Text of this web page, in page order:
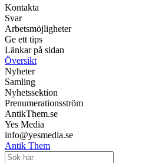
Kontakta
Svar
Arbetsmöjligheter
Ge ett tips
Länkar på sidan
Översikt
Nyheter
Samling
Nyhetssektion
Prenumerationsström
AntikThem.se
Yes Media
info@yesmedia.se
Antik Them